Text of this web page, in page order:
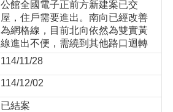
公館全國電子正前方新建案已交
屋，住戶需要進出。南向已經改善
為網格線，目前北向依然為雙實黃
線進出不便，需繞到其他路口迴轉
114/11/28
114/12/02
已結案